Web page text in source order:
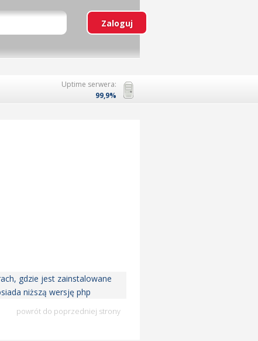
Uptime serwera:
99,9%
gdzie jest zainstalowane
niższą wersję php
powrót do poprzedniej strony